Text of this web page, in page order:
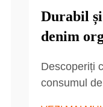
Durabil
denim
Descoperiți
consumul